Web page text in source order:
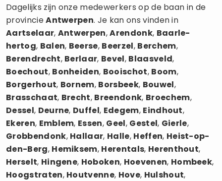
Dagelijks zijn onze medewerkers op de baan in de
provincieAntwerpen. Je kan ons vinden in
Aartselaar, Antwerpen,Arendonk, Baarle-
hertog, Balen, Beerse, Beerzel, Berchem,
Berendrecht, Berlaar, Bevel, Blaasveld,
Boechout, Bonheiden, Booischot, Boom,
Borgerhout, Bornem, Borsbeek, Bouwel,
Brasschaat, Brecht, Breendonk, Broechem,
Dessel, Deurne, Duffel, Edegem, Eindhout,
Ekeren, Emblem, Essen, Geel, Gestel, Gierle,
Grobbendonk, Hallaar, Halle, Heffen, Heist-op-
den-Berg, Hemiksem, Herentals, Herenthout,
Herselt, Hingene, Hoboken, Hoevenen, Hombeek,
Hoogstraten, Houtvenne, Hove, Hulshout,